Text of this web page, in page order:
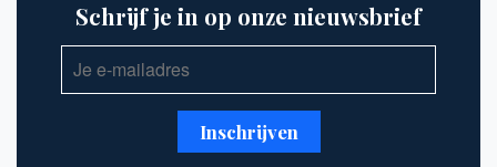
Schrijf je in op onze nieuwsbrief